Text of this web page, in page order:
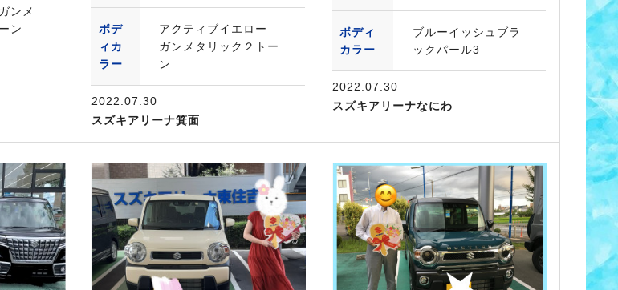
ンメ
ン
ボデ
ィカ
ラー
アクティブイエロー
ガンメタリック２トー
ン
2022.07.30
スズキアリーナ箕面
ボディ
カラー
ブルーイッシュブラ
ックパール3
2022.07.30
スズキアリーナなにわ